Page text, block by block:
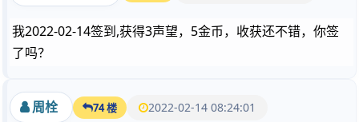
我2022-02-14签到,获得3声望，5金币，收获还不错，你签
了吗？
周栓 74 楼 2022-02-14 08:24:01